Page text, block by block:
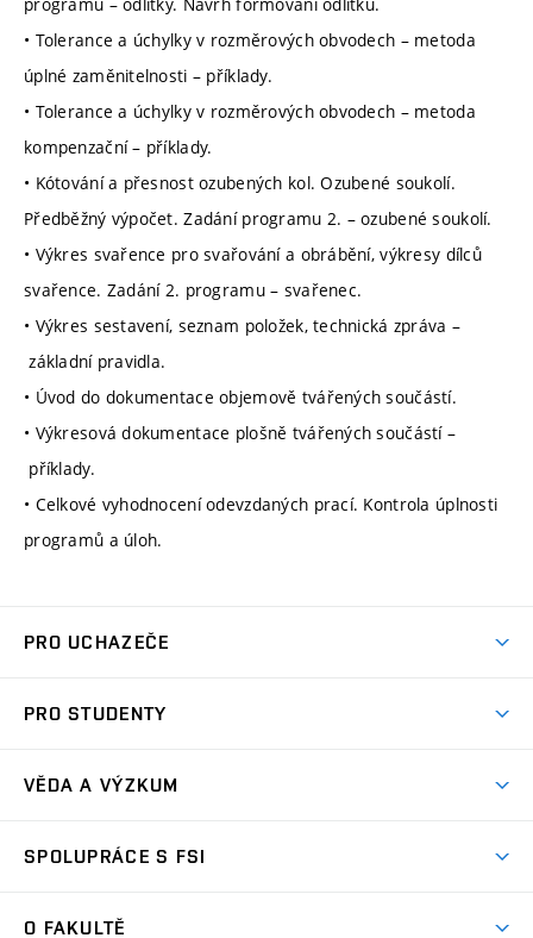
• Tolerance a úchylky v rozměrových obvodech – metoda
úplné zaměnitelnosti – příklady.
• Tolerance a úchylky v rozměrových obvodech – metoda
kompenzační – příklady.
• Kótování a přesnost ozubených kol. Ozubené soukolí.
Předběžný výpočet. Zadání programu 2. – ozubené soukolí.
• Výkres svařence pro svařování a obrábění, výkresy dílců
svařence. Zadání 2. programu – svařenec.
• Výkres sestavení, seznam položek, technická zpráva –
základní pravidla.
• Úvod do dokumentace objemově tvářených součástí.
• Výkresová dokumentace plošně tvářených součástí –
příklady.
• Celkové vyhodnocení odevzdaných prací. Kontrola úplnosti
programů a úloh.
PRO UCHAZEČE
Ambasadoři studia
Zápisy
PRO STUDENTY
Studijní předpisy
Pro prváky
VĚDA A VÝZKUM
Oblasti výzkumu
SPOLUPRÁCE S FSI
O FAKULTĚ